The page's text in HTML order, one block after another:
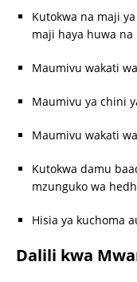
Kutokwa na maji
maji haya huwa
Maumivu wakati
Maumivu ya chini
Maumivu wakati
Kutokwa damu
mzunguko wa
Hisia ya kuchoma
Dalili kwa